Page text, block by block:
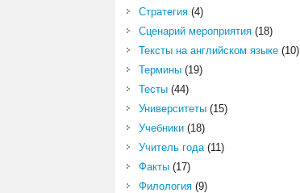
Стратегия(4)
Сценарий мероприятия(18)
Тексты на английском языке(10)
Термины(19)
Тесты(44)
Университеты(15)
Учебники(18)
Учитель года(11)
Факты(17)
Филология(9)